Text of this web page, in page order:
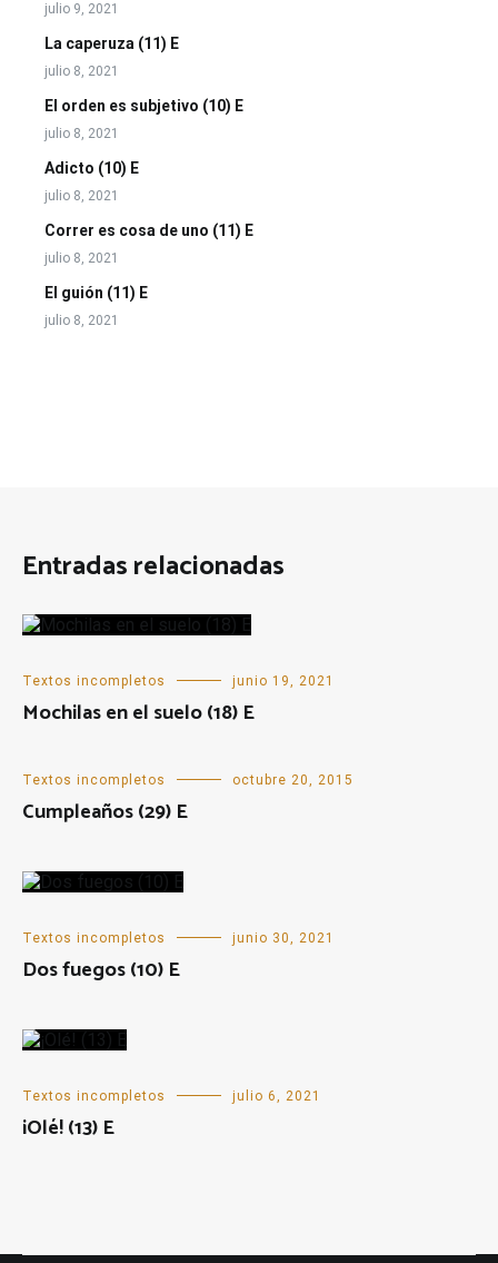
julio 9, 2021
La caperuza (11) E
julio 8, 2021
El orden es subjetivo (10) E
julio 8, 2021
Adicto (10) E
julio 8, 2021
Correr es cosa de uno (11) E
julio 8, 2021
El guión (11) E
julio 8, 2021
Entradas relacionadas
Textos incompletos junio 19, 2021
Mochilas en el suelo (18) E
Textos incompletos octubre 20, 2015
Cumpleaños (29) E
Textos incompletos junio 30, 2021
Dos fuegos (10) E
Textos incompletos julio 6, 2021
¡Olé! (13) E